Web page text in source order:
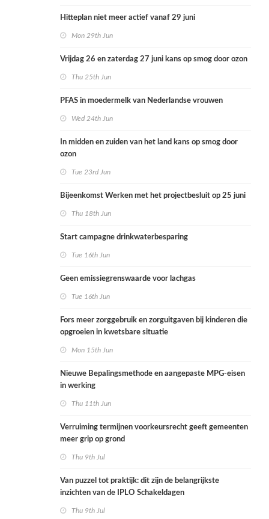
Hitteplan niet meer actief vanaf 29 juni
Mon 29th Jun
Vrijdag 26 en zaterdag 27 juni kans op smog door ozon
Thu 25th Jun
PFAS in moedermelk van Nederlandse vrouwen
Wed 24th Jun
In midden en zuiden van het land kans op smog door
ozon
Tue 23rd Jun
Bijeenkomst Werken met het projectbesluit op 25 juni
Thu 18th Jun
Start campagne drinkwaterbesparing
Tue 16th Jun
Geen emissiegrenswaarde voor lachgas
Tue 16th Jun
Fors meer zorggebruik en zorguitgaven bij kinderen die
opgroeien in kwetsbare situatie
Mon 15th Jun
Nieuwe Bepalingsmethode en aangepaste MPG-eisen
in werking
Thu 11th Jun
Verruiming termijnen voorkeursrecht geeft gemeenten
meer grip op grond
Thu 9th Jul
Van puzzel tot praktijk: dit zijn de belangrijkste
inzichten van de IPLO Schakeldagen
Thu 9th Jul